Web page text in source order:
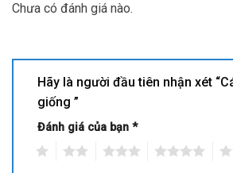
Chưa có đánh giá nào.
Hãy là người đầu tiên nhận xét
giống ”
Đánh giá của bạn *